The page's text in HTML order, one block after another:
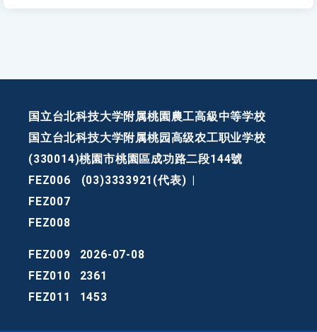
国立台北科技大学附属桃園農工高級中等学校
国立台北科技大学附属桃园高级农工职业学校
(330014)桃園市桃園區成功路二段144號
FEZ006
(03)3333921(代表)
FEZ007
FEZ008
FEZ009
2026-07-08
FEZ010
2361
FEZ011
1453